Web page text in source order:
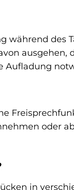
während des
ausgehen,
Aufladung
oder
in